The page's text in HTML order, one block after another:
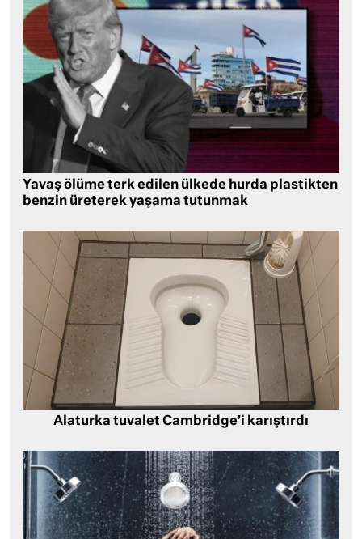
Yavaş ölüme terk edilen ülkede hurda plastikten
benzin üreterek yaşama tutunmak
Alaturka tuvalet Cambridge’i karıştırdı